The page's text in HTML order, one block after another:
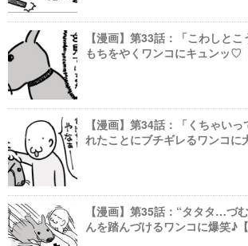
【漫画】第33話：「こわしと
もちをやくワンコにキュンッ♡
【漫画】第34話：「くちゃい
れたことにブチギレるワンコ
【漫画】第35話：“タタタ…づ
んを踏んづけるワンコに爆笑♪